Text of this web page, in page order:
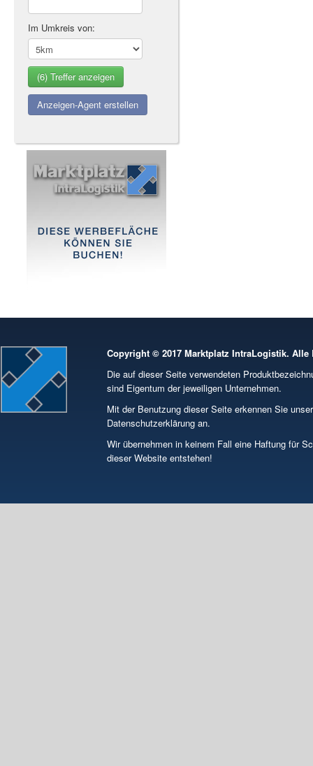
Im Umkreis von:
Anzeigen-Agent erstellen
Copyright © 2017 Marktplatz IntraLogistik. Alle
Die auf dieser Seite verwendeten
sind Eigentum der jeweiligen Unternehmen.
Mit der Benutzung dieser Seite erkennen Sie
Datenschutzerklärung an.
Wir übernehmen in keinem Fall eine Haftung für
dieser Website entstehen!